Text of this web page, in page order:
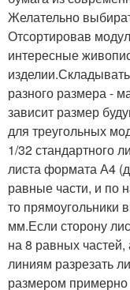
Желательно
Отсортировав
интересные
разного размера -
зависит размер
для треугольных
1/32 стандартного
листа формата А4
равные части, и по
то прямоугольники
мм.Если сторону
на 8 равных
линиям разрезать
размером